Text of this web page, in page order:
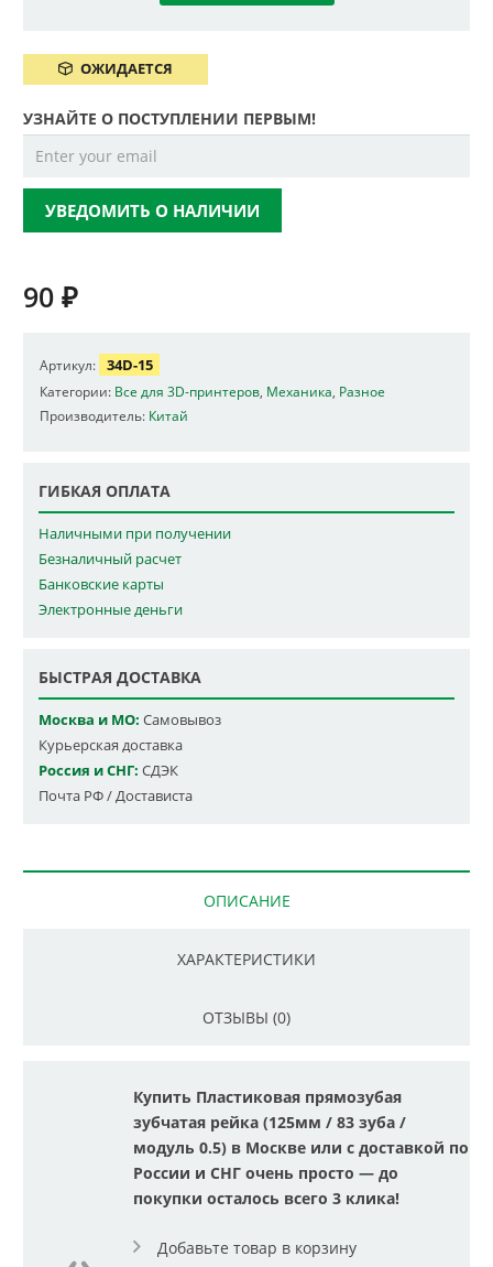
ОЖИДАЕТСЯ
УЗНАЙТЕ О ПОСТУПЛЕНИИ ПЕРВЫМ!
УВЕДОМИТЬ О НАЛИЧИИ
90 ₽
Артикул: 34D-15
Категории: Все для 3D-принтеров Механика Разное
Производитель: Китай
ГИБКАЯ ОПЛАТА
Наличными при получении
Безналичный расчет
Банковские карты
Электронные деньги
БЫСТРАЯ ДОСТАВКА
Москва и МО: Самовывоз
Курьерская доставка
Россия и СНГ: СДЭК
Почта РФ / Достависта
ОПИСАНИЕ
ХАРАКТЕРИСТИКИ
ОТЗЫВЫ (0)
Купить Пластиковая прямозубая
зубчатая рейка (125мм / 83 зуба /
модуль 0.5) в Москве или с доставкой по
России и СНГ очень просто — до
покупки осталось всего 3 клика!
Добавьте товар в корзину